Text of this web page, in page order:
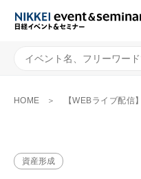
HOME 【WEBライブ配信】
資産形成